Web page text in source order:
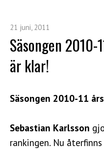
21 juni, 2011
Säsongen
är klar!
Säsongen 2010-11
Sebastian Karlsson
rankingen. Nu